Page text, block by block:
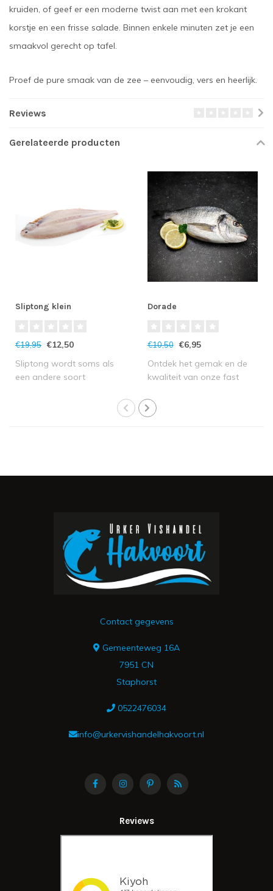
kruiden, of geef er een moderne twist aan met een krokant
korstje en een frisse salade. Binnen enkele minuten zet je een
smaakvol gerecht op tafel.
Proef de pure smaak van de zee – eenvoudig, vers en heerlijk.
Reviews
Gerelateerde producten
Sliptong klein
€19,95 €12,50
Sliptong wordt soms als
een andere soort
Dorade
€10,50 €6,95
Ontdek het gemak en de
kwaliteit van onze fast
Contact gegevens
Gemeenteweg 16A
7951 CN
Staphorst
0522476034
info@urkervishandelhakvoort.nl
Reviews